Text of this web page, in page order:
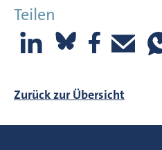
Teilen
Zurück zur Übersicht